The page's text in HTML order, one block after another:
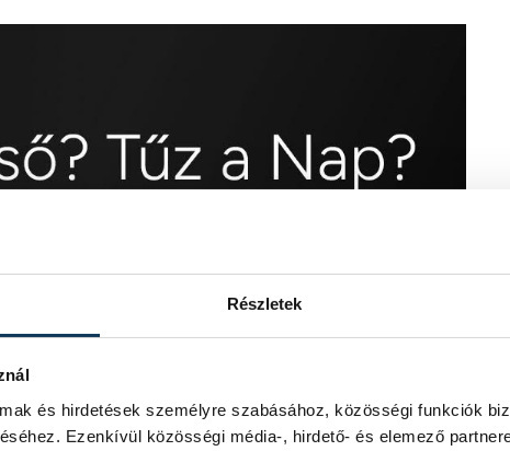
Részletek
és hirdetések személyre szabásához, közösségi funkciók
Ezenkívül közösségi média-, hirdető- és elemező